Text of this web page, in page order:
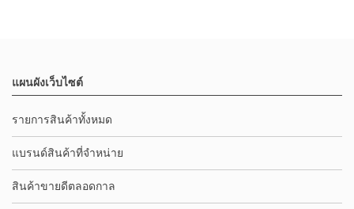
แผนผังเว็บไซต์
รายการสินค้าทั้งหมด
แบรนด์สินค้าที่จำหน่าย
สินค้าขายดีตลอดกาล